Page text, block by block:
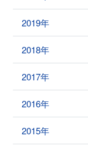
2019年
2018年
2017年
2016年
2015年